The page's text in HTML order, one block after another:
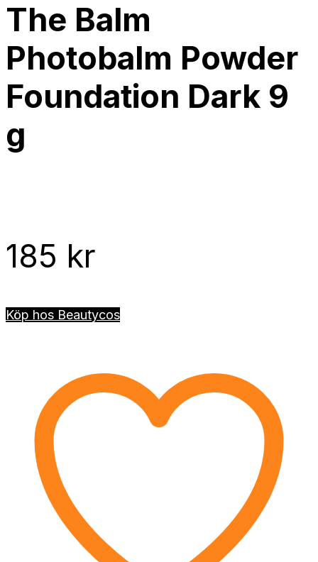
The Balm
Photobalm Powder
Foundation Dark 9
g
185 kr
Köp hos Beautycos